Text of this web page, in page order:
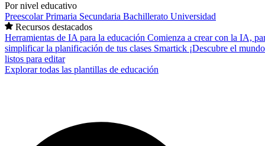
Por nivel educativo
PreescolarPrimaria Secundaria Bachillerato Universidad
Recursos destacados
Herramientas de IA para la educación Comienza a crear con la IA,
simplificar la planificación de tus clases Smartick ¡Descubre el
listos para editar
Explorar todas las plantillas de educación